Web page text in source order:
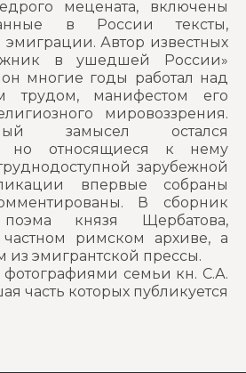
мецената, включены
в России тексты,
Автор известных
в ушедшей России»
многие годы работал над
трудом, манифес­том его
мировоззрения.
замысел остался
но относящиеся к нему
зарубежной
впервые собраны
В сборник
князя Щербатова,
римском архиве, а
из эмигрантской прессы.
фотографиями семьи кн. С.А.
часть которых публикуется